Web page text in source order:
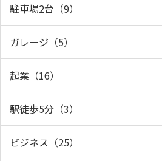
駐車場2台（9）
ガレージ（5）
起業（16）
駅徒歩5分（3）
ビジネス（25）